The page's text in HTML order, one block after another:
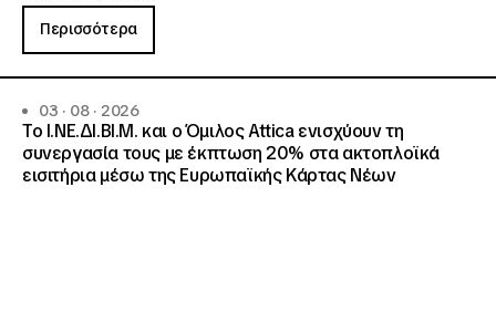
Περισσότερα
03 · 08 · 2026
Το Ι.ΝΕ.ΔΙ.ΒΙ.Μ. και o Όμιλος Attica ενισχύουν τη
συνεργασία τους με έκπτωση 20% στα ακτοπλοϊκά
εισιτήρια μέσω της Ευρωπαϊκής Κάρτας Νέων